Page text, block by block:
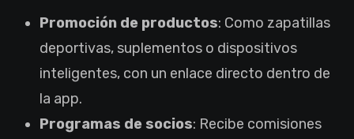
Promoción de productos: Como zapatillas
deportivas, suplementos o dispositivos
inteligentes, con un enlace directo dentro de
la app.
Programas de socios: Recibe comisiones